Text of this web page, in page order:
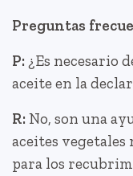
Preguntas
P: ¿Es necesario
aceite en la
R: No, son una
aceites
para los